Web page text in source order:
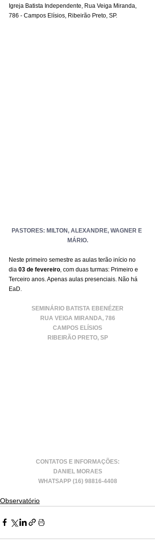
Igreja Batista Independente, Rua Veiga Miranda,
786 - Campos Elísios, Ribeirão Preto, SP.
PASTORES: MILTON, ALEXANDRE, WAGNER E
MÁRIO.
Neste primeiro semestre as aulas terão início no
dia 03 de fevereiro, com duas turmas: Primeiro e
Terceiro anos. Apenas aulas presenciais. Não há
EaD.
SEMINÁRIO BATISTA EBENÉZER
RUA VEIGA MIRANDA, 786
CAMPOS ELÍSIOS
RIBEIRÃO PRETO, SP
CONTATOS E INFORMAÇÕES:
DANIEL MORAES
WHATSAPP (16) 98816-4408
Observatório